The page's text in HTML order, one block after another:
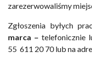
zarezerwowaliśmy
Zgłoszenia byłych
marca – telefonicznie
55 611 20 70 lub na